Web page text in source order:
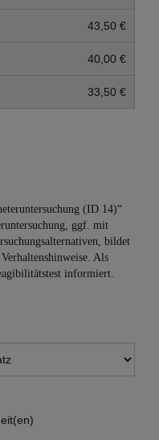
43,50 €
40,00 €
33,50 €
(ID 14)“
ggf. mit
bildet
Als
informiert.